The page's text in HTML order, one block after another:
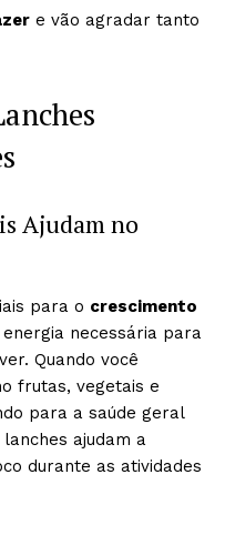
e vão agradar tanto
Ajudam no
para o crescimento
necessária para
Quando você
frutas, vegetais e
para a saúde geral
ajudam a
durante as atividades